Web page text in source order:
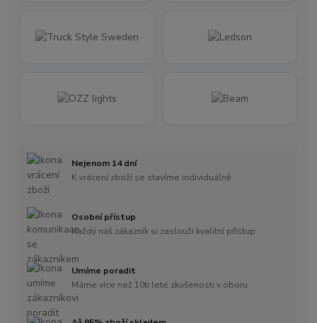
Nejenom 14 dní
K vrácení zboží se stavíme individuálně
Osobní přístup
Každý náš zákazník si zaslouží kvalitní přístup
Umíme poradit
Máme více než 10ti leté zkušenosti v oboru